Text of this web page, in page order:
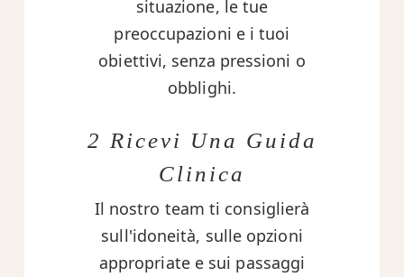
situazione, le tue
preoccupazioni e i tuoi
obiettivi, senza pressioni o
obblighi.
2 Ricevi Una Guida
Clinica
Il nostro team ti consiglierà
sull'idoneità, sulle opzioni
appropriate e sui passaggi